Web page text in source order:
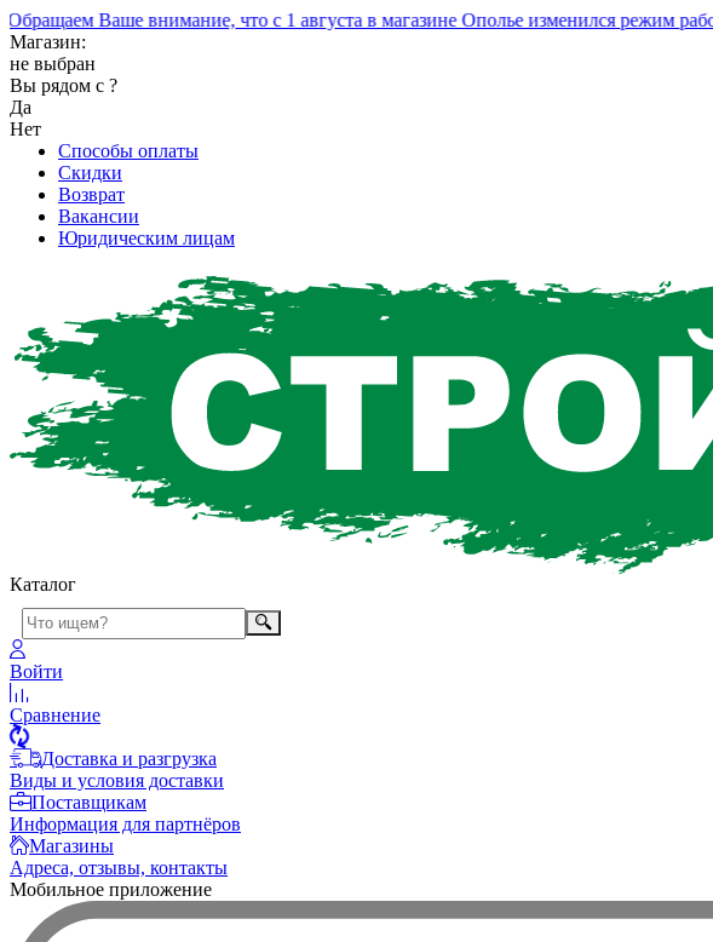
Ваше внимание, что с 1 августа в магазине Ополье изменился режим работы.
Магазин:
не выбран
Вы рядом с ?
Да
Нет
Способы оплаты
Скидки
Возврат
Вакансии
Юридическим лицам
Каталог
Войти
Сравнение
Доставка и разгрузка
Виды и условия доставки
Поставщикам
Информация для партнёров
Магазины
Адреса, отзывы, контакты
Мобильное приложение